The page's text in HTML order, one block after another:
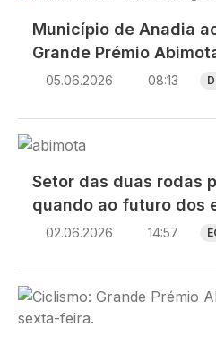
Município de Anadia
Grande Prémio
05.06.2026 08:13
Imagem
Setor das duas rodas
quando ao futuro dos
02.06.2026 14:57
Imagem